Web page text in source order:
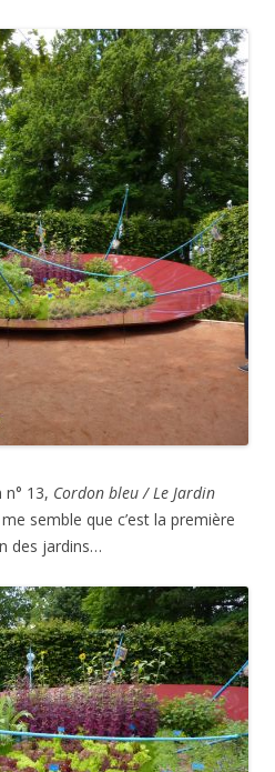
13, Cordon bleu / Le Jardin
semble que c’est la première
des jardins…